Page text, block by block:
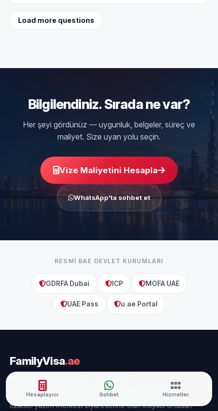
Load more questions
Bilgilendiniz. Sırada ne var?
Her şeyi gördünüz — uygunluk, belgeler, süreç ve
maliyet. Size uyan yolu seçin.
Vize Maliyetini Hesapla
WhatsApp'ta sohbet et
RESMI BAE DEVLET KURUMLARI
GDRFA Dubai ICP MOFA UAE
UAE Pass u.ae Portal
FamilyVisa.ae
BAE Aile Vizesi Hizmetleri · %100 Online
%100 online Dubai vize işlemleri için güvenilir ortağınız —
fiziksel yazım merkezi ziyaretlerine olan ihtiyacı ortadan
Hesaplayıcı Sohbet Hizmetler